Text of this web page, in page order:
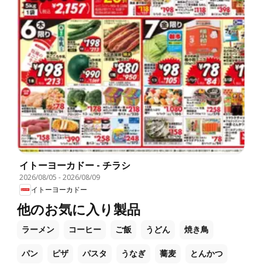
イトーヨーカドー - チラシ
2026/08/05 -2026/08/09
イトーヨーカドー
他のお気に入り製品
ラーメン コーヒー ご飯 うどん 焼き鳥
パン ピザ パスタ うなぎ 蕎麦 とんかつ